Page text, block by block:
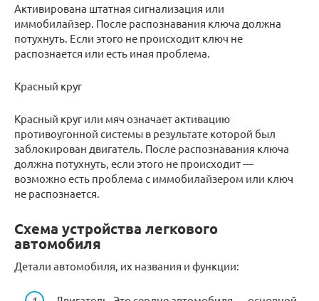
Активирована штатная сигнализация или
иммобилайзер. После распознавания ключа должна
потухнуть. Если этого не происходит ключ не
распознается или есть иная проблема.
Красный круг
Красный круг или мяч означает активацию
противоугонной системы в результате которой был
заблокирован двигатель. После распознавания ключа
должна потухнуть, если этого не происходит —
возможно есть проблема с иммобилайзером или ключ
не распознается.
Схема устройства легкового
автомобиля
Детали автомобиля, их названия и функции: